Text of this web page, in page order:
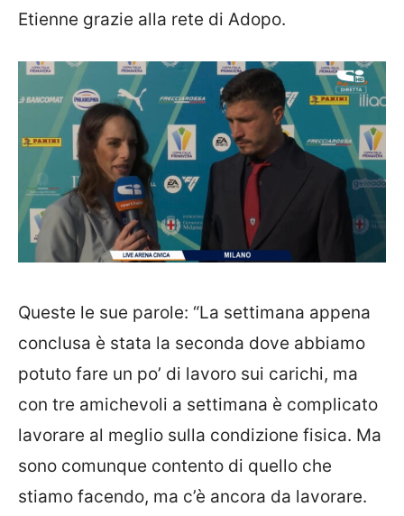
Etienne grazie alla rete di Adopo.
Queste le sue parole: “La settimana appena
conclusa è stata la seconda dove abbiamo
potuto fare un po’ di lavoro sui carichi, ma
con tre amichevoli a settimana è complicato
lavorare al meglio sulla condizione fisica. Ma
sono comunque contento di quello che
stiamo facendo, ma c’è ancora da lavorare.